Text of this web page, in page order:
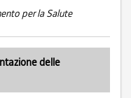
per la Salute
delle